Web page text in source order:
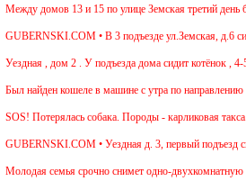
Между домов 13 и 15 по улице Земская третий день
GUBERNSKI.COM • В 3 подъезде ул.Земская, д.6
Уездная , дом 2 . У подъезда дома сидит котёнок , 4-
Был найден кошеле в машине с утра по направлению
SOS! Потерялась собака. Породы - карликовая
GUBERNSKI.COM • Уездная д. 3, первый
Молодая семья срочно снимет одно-двухкомнатную